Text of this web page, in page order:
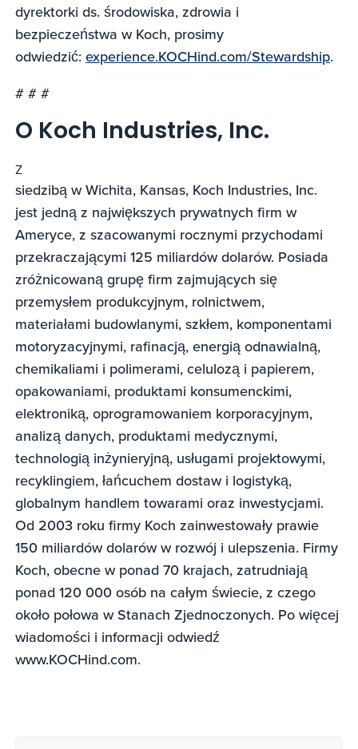
dyrektorki ds. środowiska, zdrowia i
bezpieczeństwa w Koch, prosimy
odwiedzić:experience.KOCHind.com/Stewardship.
# # #
O Koch Industries, Inc.
Z
siedzibą w Wichita, Kansas, Koch Industries, Inc.
jest jedną z największych prywatnych firm w
Ameryce, z szacowanymi rocznymi przychodami
przekraczającymi 125 miliardów dolarów. Posiada
zróżnicowaną grupę firm zajmujących się
przemysłem produkcyjnym, rolnictwem,
materiałami budowlanymi, szkłem, komponentami
motoryzacyjnymi, rafinacją, energią odnawialną,
chemikaliami i polimerami, celulozą i papierem,
opakowaniami, produktami konsumenckimi,
elektroniką, oprogramowaniem korporacyjnym,
analizą danych, produktami medycznymi,
technologią inżynieryjną, usługami projektowymi,
recyklingiem, łańcuchem dostaw i logistyką,
globalnym handlem towarami oraz inwestycjami.
Od 2003 roku firmy Koch zainwestowały prawie
150 miliardów dolarów w rozwój i ulepszenia. Firmy
Koch, obecne w ponad 70 krajach, zatrudniają
ponad 120 000 osób na całym świecie, z czego
około połowa w Stanach Zjednoczonych. Po więcej
wiadomości i informacji odwiedź
www.KOCHind.com.